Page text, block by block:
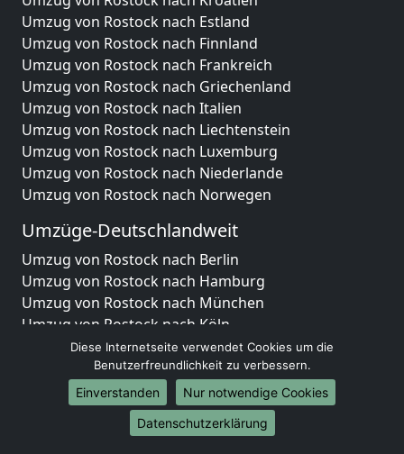
Umzug von Rostock nach Estland
Umzug von Rostock nach Finnland
Umzug von Rostock nach Frankreich
Umzug von Rostock nach Griechenland
Umzug von Rostock nach Italien
Umzug von Rostock nach Liechtenstein
Umzug von Rostock nach Luxemburg
Umzug von Rostock nach Niederlande
Umzug von Rostock nach Norwegen
Umzüge-Deutschlandweit
Umzug von Rostock nach Berlin
Umzug von Rostock nach Hamburg
Umzug von Rostock nach München
Umzug von Rostock nach Köln
Umzug von Rostock nach Frankfurt am Main
Umzug von Rostock nach Stuttgart
Umzug von Rostock nach Düsseldorf
Umzug von Rostock nach Leipzig
Umzug von Rostock nach Dortmund
Diese Internetseite verwendet Cookies um die
Benutzerfreundlichkeit zu verbessern.
Einverstanden
Nur notwendige Cookies
Datenschutzerklärung